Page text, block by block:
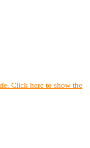
Click here to show the